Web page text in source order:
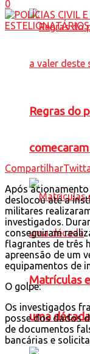
Regras do
Matrículas
uma década
0
Compartilhar
Após acionamento
deslocou até a
militares
investigados.
conseguiram
flagrantes de três
apreensão de um
equipamentos de
O golpe:
Os investigados
posse dos dados
de documentos
bancárias e